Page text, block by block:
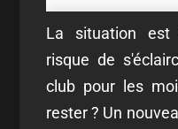
La situation est
risque de
club pour les
rester ? Un